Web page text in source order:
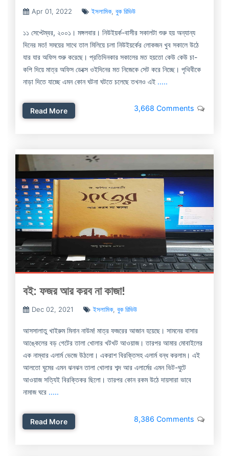
Apr 01, 2022 ইসলামিক, বুক রিভিউ
১১ সেপ্টেম্বর, ২০০১। মঙ্গলবার। নিউইয়র্ক-বাসীর সকালটা শুরু হয় অন্যান্য
দিনের মত! সময়ের সাথে তাল মিলিয়ে চলা নিউইয়র্কের লোকজন খুব সকালে উঠে
যার যার অফিস শুরু করেছে। প্রতিদিনকার সকালের মত হয়তো কেউ কেউ চা-
কপি দিয়ে মাত্র অফিস ডেক্সে ওইদিনের মত নিজেকে সেট করে নিচ্ছে। পৃথিবীকে
নাড়া দিতে যাচ্ছে এমন কোন ঘটনা ঘটতে চলেছে তখনও এই .....
Read More 3,668 Comments
বই: ফজর আর করব না কাজা!
Dec 02, 2021 ইসলামিক, বুক রিভিউ
আসসালাতু খাইরুম মিনান নাউম! মাত্র ফজরের আজান হয়েছে। সামনের বাসার
আঙ্কেলের বড় গেটের তালা খোলার খটখট আওয়াজ। তারপর আমার মোবাইলের
এক নাম্বার এলার্ম ভেজে উঠলো। একরাশ বিরক্তিসহ এলার্ম বন্ধ করলাম। এই
আলতো ঘুমের এমন ঝনঝন তালা খোলার শব্দ আর এলার্মের এমন ভিট-ঘুটে
আওয়াজ সত্যিই বিরক্তিকর ছিলো। তারপর কোন রকম উঠে দায়সারা ভাবে
নামাজ ঘরে .....
Read More 8,386 Comments